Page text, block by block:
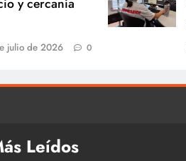
y cercanía
julio de 2026 0
Leídos